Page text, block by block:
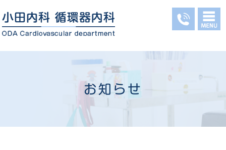
お知らせ